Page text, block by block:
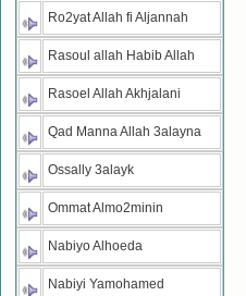
Ro2yat Allah fi Aljannah
Rasoul allah Habib Allah
Rasoel Allah Akhjalani
Qad Manna Allah 3alayna
Ossally 3alayk
Ommat Almo2minin
Nabiyo Alhoeda
Nabiyi Yamohamed